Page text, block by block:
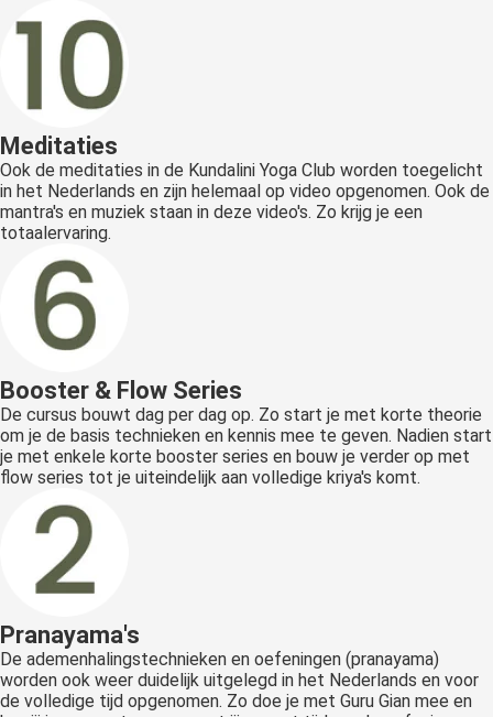
Meditaties
Ook de meditaties in de Kundalini Yoga Club worden toegelicht
in het Nederlands en zijn helemaal op video opgenomen. Ook de
mantra's en muziek staan in deze video's. Zo krijg je een
totaalervaring.
Booster & Flow Series
De cursus bouwt dag per dag op. Zo start je met korte theorie
om je de basis technieken en kennis mee te geven. Nadien start
je met enkele korte booster series en bouw je verder op met
flow series tot je uiteindelijk aan volledige kriya's komt.
Pranayama's
De ademenhalingstechnieken en oefeningen (pranayama)
worden ook weer duidelijk uitgelegd in het Nederlands en voor
de volledige tijd opgenomen. Zo doe je met Guru Gian mee en